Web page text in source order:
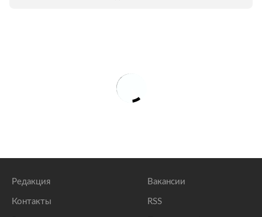
Редакция
Контакты
Вакансии
RSS